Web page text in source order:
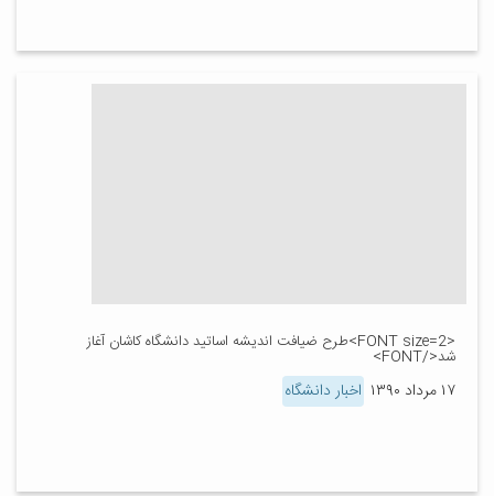
<FONT size=2>طرح ضیافت اندیشه اساتید دانشگاه کاشان آغاز
شد</FONT>
۱۷ مرداد ۱۳۹۰ اخبار دانشگاه